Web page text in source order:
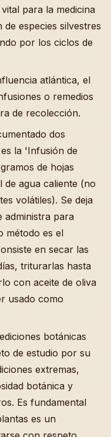
para la medicina
especies silvestres
por los ciclos de
atlántica, el
o remedios
de recolección.
dos
la 'Infusión de
de hojas
de agua caliente (no
volátiles). Se deja
administra para
método es el
en secar las
triturarlas hasta
con aceite de oliva
usado como
botánicas
de estudio por su
extremas,
botánica y
Es fundamental
es un